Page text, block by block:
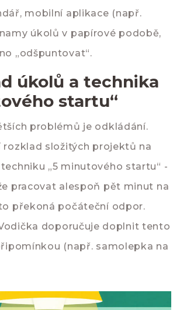
mobilní aplikace (např.
úkolů v papírové podobě,
„odšpuntovat“.
úkolů a technika
startu“
problémů je odkládání.
rozklad složitých projektů na
„5 minutového startu“ -
pracovat alespoň pět minut na
překoná počáteční odpor.
doporučuje doplnit tento
(např. samolepka na